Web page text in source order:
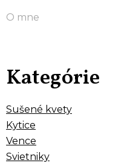
O mne
Kategórie
Sušené kvety
Kytice
Vence
Svietniky